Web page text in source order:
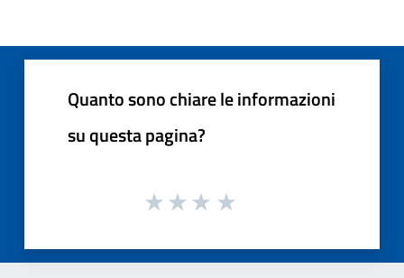
Quanto sono chiare le informazioni
su questa pagina?